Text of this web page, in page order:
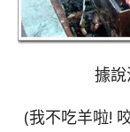
據
(我不吃羊啦!